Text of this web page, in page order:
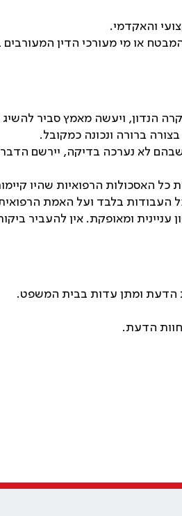
והאקדמי.
או מי מעורכי הדין
הנדון, ויעשה מאמץ סביר
ברורה ונכונה כמקובל.
לא נערכה בדיקה, יירשם
האסכולות הרפואיות שהיו
העבודות בלבד ועל האמת
ומאופקת. אין להעביר
הדעת ומתן עדות בבית המשפט.
הדעת.